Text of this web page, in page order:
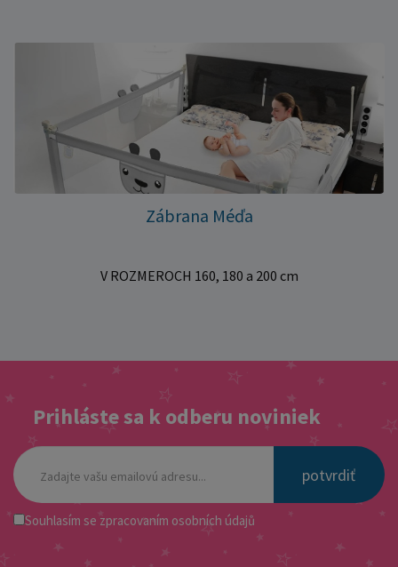
Zábrana Méďa
V ROZMEROCH 160, 180 a 200 cm
Prihláste sa k odberu noviniek
potvrdiť
Souhlasím se zpracovaním osobních údajů